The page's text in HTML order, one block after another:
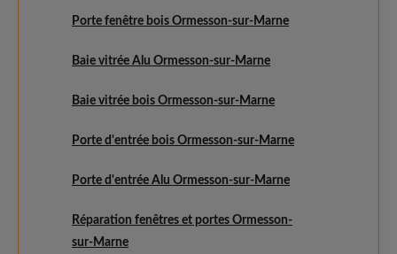
Porte fenêtre bois Ormesson-sur-Marne
Baie vitrée Alu Ormesson-sur-Marne
Baie vitrée bois Ormesson-sur-Marne
Porte d'entrée bois Ormesson-sur-Marne
Porte d'entrée Alu Ormesson-sur-Marne
Réparation fenêtres et portes Ormesson-
sur-Marne